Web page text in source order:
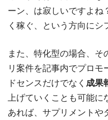
ーン、は寂しいですよね
く稼ぐ、という方向にシ
また、特化型の場合、そ
リ案件を記事内でプロ
ドセンスだけでなく 成果
上げていくことも可能に
あれば、サプリメントや